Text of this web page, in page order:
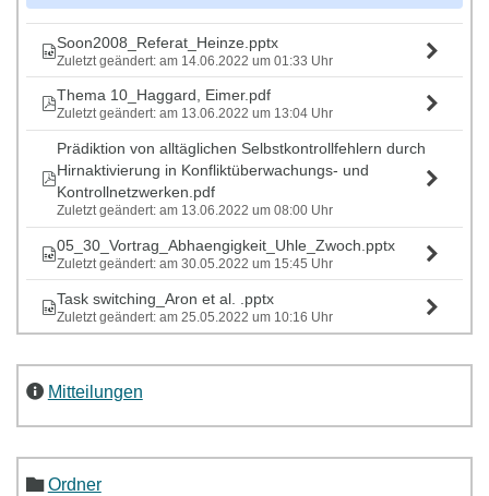
Soon2008_Referat_Heinze.pptx
Zuletzt geändert: am 14.06.2022 um 01:33 Uhr
Thema 10_Haggard, Eimer.pdf
Zuletzt geändert: am 13.06.2022 um 13:04 Uhr
Prädiktion von alltäglichen Selbstkontrollfehlern durch
Hirnaktivierung in Konfliktüberwachungs- und
Kontrollnetzwerken.pdf
Zuletzt geändert: am 13.06.2022 um 08:00 Uhr
05_30_Vortrag_Abhaengigkeit_Uhle_Zwoch.pptx
Zuletzt geändert: am 30.05.2022 um 15:45 Uhr
Task switching_Aron et al. .pptx
Zuletzt geändert: am 25.05.2022 um 10:16 Uhr
Mitteilungen
Ordner